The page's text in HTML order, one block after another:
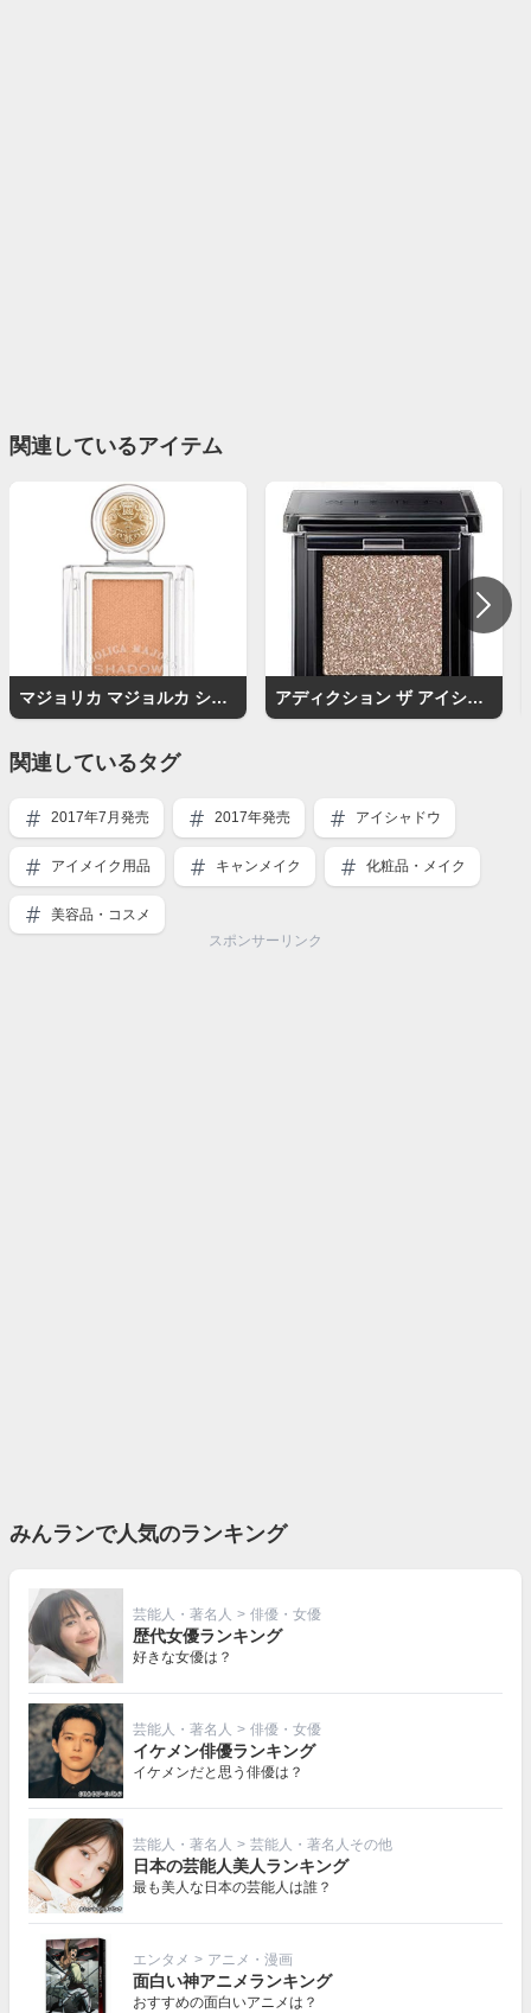
関連しているアイテム
マジョリカ マジョルカ シャドーカスタマイズ アディクション ザ アイシャドウ
関連しているタグ
2017年7月発売 2017年発売 アイシャドウ
アイメイク用品 キャンメイク 化粧品・メイク
美容品・コスメ
スポンサーリンク
みんランで人気のランキング
芸能人・著名人 > 俳優・女優
歴代女優ランキング
好きな女優は？
芸能人・著名人 > 俳優・女優
イケメン俳優ランキング
イケメンだと思う俳優は？
芸能人・著名人 > 芸能人・著名人その他
日本の芸能人美人ランキング
最も美人な日本の芸能人は誰？
エンタメ > アニメ・漫画
面白い神アニメランキング
おすすめの面白いアニメは？